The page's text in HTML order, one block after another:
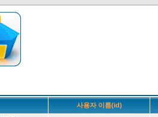
사용자 이름(id)